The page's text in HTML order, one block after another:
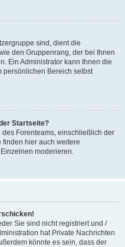
sind, dient die
den Gruppenrang, der bei Ihnen
Ein Administrator kann Ihnen die
persönlichen Bereich selbst
Startseite?
Forenteams, einschließlich der
finden hier auch weitere
moderieren.
Sie sind nicht registriert und /
hat Private Nachrichten
könnte es sein, dass der